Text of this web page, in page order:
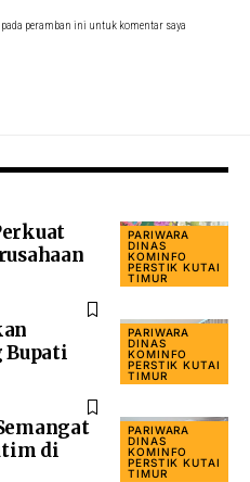
peramban ini untuk komentar saya
PARIWARA
DINAS
KOMINFO
PERSTIK KUTAI
TIMUR
PARIWARA
DINAS
KOMINFO
PERSTIK KUTAI
TIMUR
Bupati
PARIWARA
DINAS
KOMINFO
PERSTIK KUTAI
TIMUR
di